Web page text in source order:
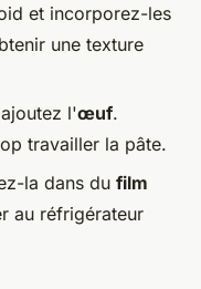
et incorporez-les
une texture
l'œuf.
travailler la pâte.
la dans du film
au réfrigérateur